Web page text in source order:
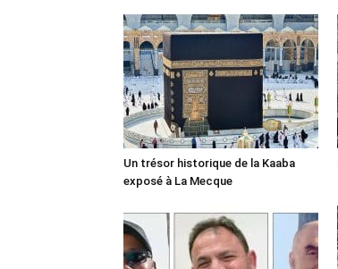
Un trésor historique de la Kaaba
exposé à La Mecque